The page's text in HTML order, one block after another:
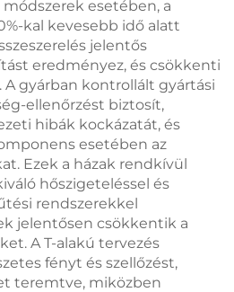
esetében, a
kal kevesebb idő alatt
jelentős
eredményez, és csökkenti
A gyárban kontrollált gyártási
ellenőrzést biztosít,
hibák kockázatát, és
esetében az
Ezek a házak rendkívül
hőszigeteléssel és
rendszerekkel
jelentősen csökkentik a
A T-alakú tervezés
fényt és szellőzést,
teremtve, miközben